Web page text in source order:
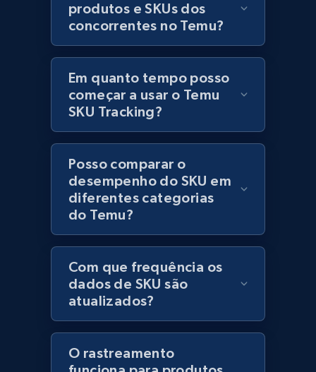
Lazada - Products - Discover products by
category URL or brand URL
URL, Title, Rating, Reviews, Initial price, Final
price, Currency, Stock, and more.
991+ 165+
Lazada - Products - Discover products by
seller URL
URL, Title, Rating, Reviews, Initial price, Final
price, Currency, Stock, and more.
991+ 165+ Comece agora
Lazada - Products - Discover products by
brand URL
produtos e SKUs dos
concorrentes no Temu?
Em quanto tempo posso
começar a usar o Temu
SKU Tracking?
Posso comparar o
desempenho do SKU em
diferentes categorias
do Temu?
Com que frequência os
dados de SKU são
atualizados?
O rastreamento